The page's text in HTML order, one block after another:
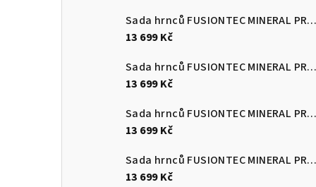
Sada hrnců FUSIONTEC MINERAL PRO 4 ks, Quartz růžová - WMF
13 699 Kč
Sada hrnců FUSIONTEC MINERAL PRO 4 ks, edice Tim Raue modrá - WMF
13 699 Kč
Sada hrnců FUSIONTEC MINERAL PRO 4 ks, mango žlutá - WMF
13 699 Kč
Sada hrnců FUSIONTEC MINERAL PRO 4 ks, papája oranžová - WMF
13 699 Kč